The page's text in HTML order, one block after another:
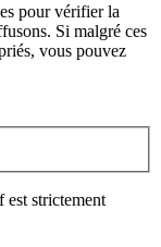
pour vérifier la
Si malgré ces
vous pouvez
est strictement